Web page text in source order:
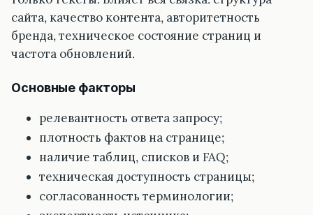
сайта, качество контента, авторитетность
бренда, техническое состояние страниц и
частота обновлений.
Основные факторы
релевантность ответа запросу;
плотность фактов на странице;
наличие таблиц, списков и FAQ;
техническая доступность страницы;
согласованность терминологии;